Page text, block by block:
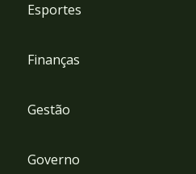
Esportes
Finanças
Gestão
Governo